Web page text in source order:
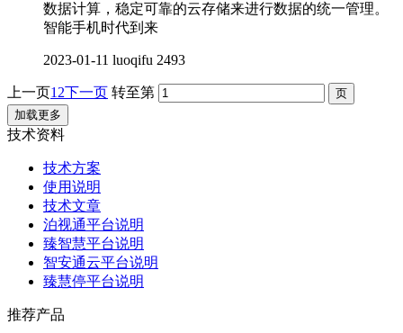
数据计算，稳定可靠的云存储来进行数据的统一管理。
智能手机时代到来
2023-01-11 luoqifu 2493
上一页1 2下一页 转至第
加载更多
技术资料
技术方案
使用说明
技术文章
泊视通平台说明
臻智慧平台说明
智安通云平台说明
臻慧停平台说明
推荐产品